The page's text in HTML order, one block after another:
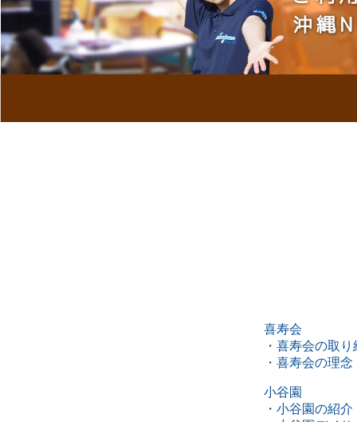
喜寿会
・喜寿会の取り
・喜寿会の理
小谷園
・小谷園の紹介